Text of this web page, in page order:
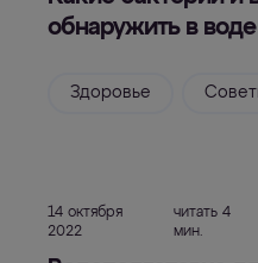
обнаружить в
Здоровье
14 октября
2022
читать 4
мин.